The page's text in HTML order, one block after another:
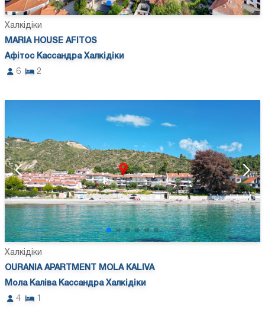
Халкідіки
MARIA HOUSE AFITOS
Афітос Кассандра Халкідіки
6
2
Халкідіки
OURANIA APARTMENT MOLA KALIVA
Мола Каліва Кассандра Халкідіки
4
1